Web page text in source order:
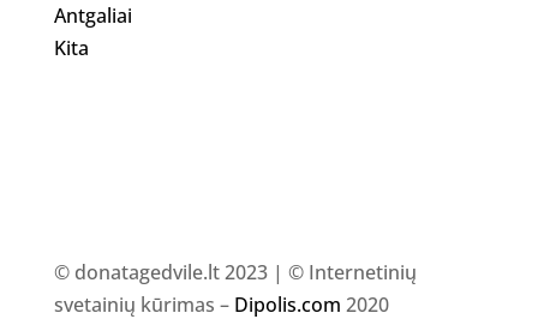
Antgaliai
Kita
© donatagedvile.lt 2023 | © Internetinių
svetainių kūrimas – Dipolis.com 2020